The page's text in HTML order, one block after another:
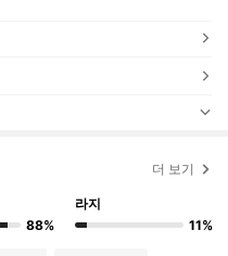
더 보기
88%
라지
11%